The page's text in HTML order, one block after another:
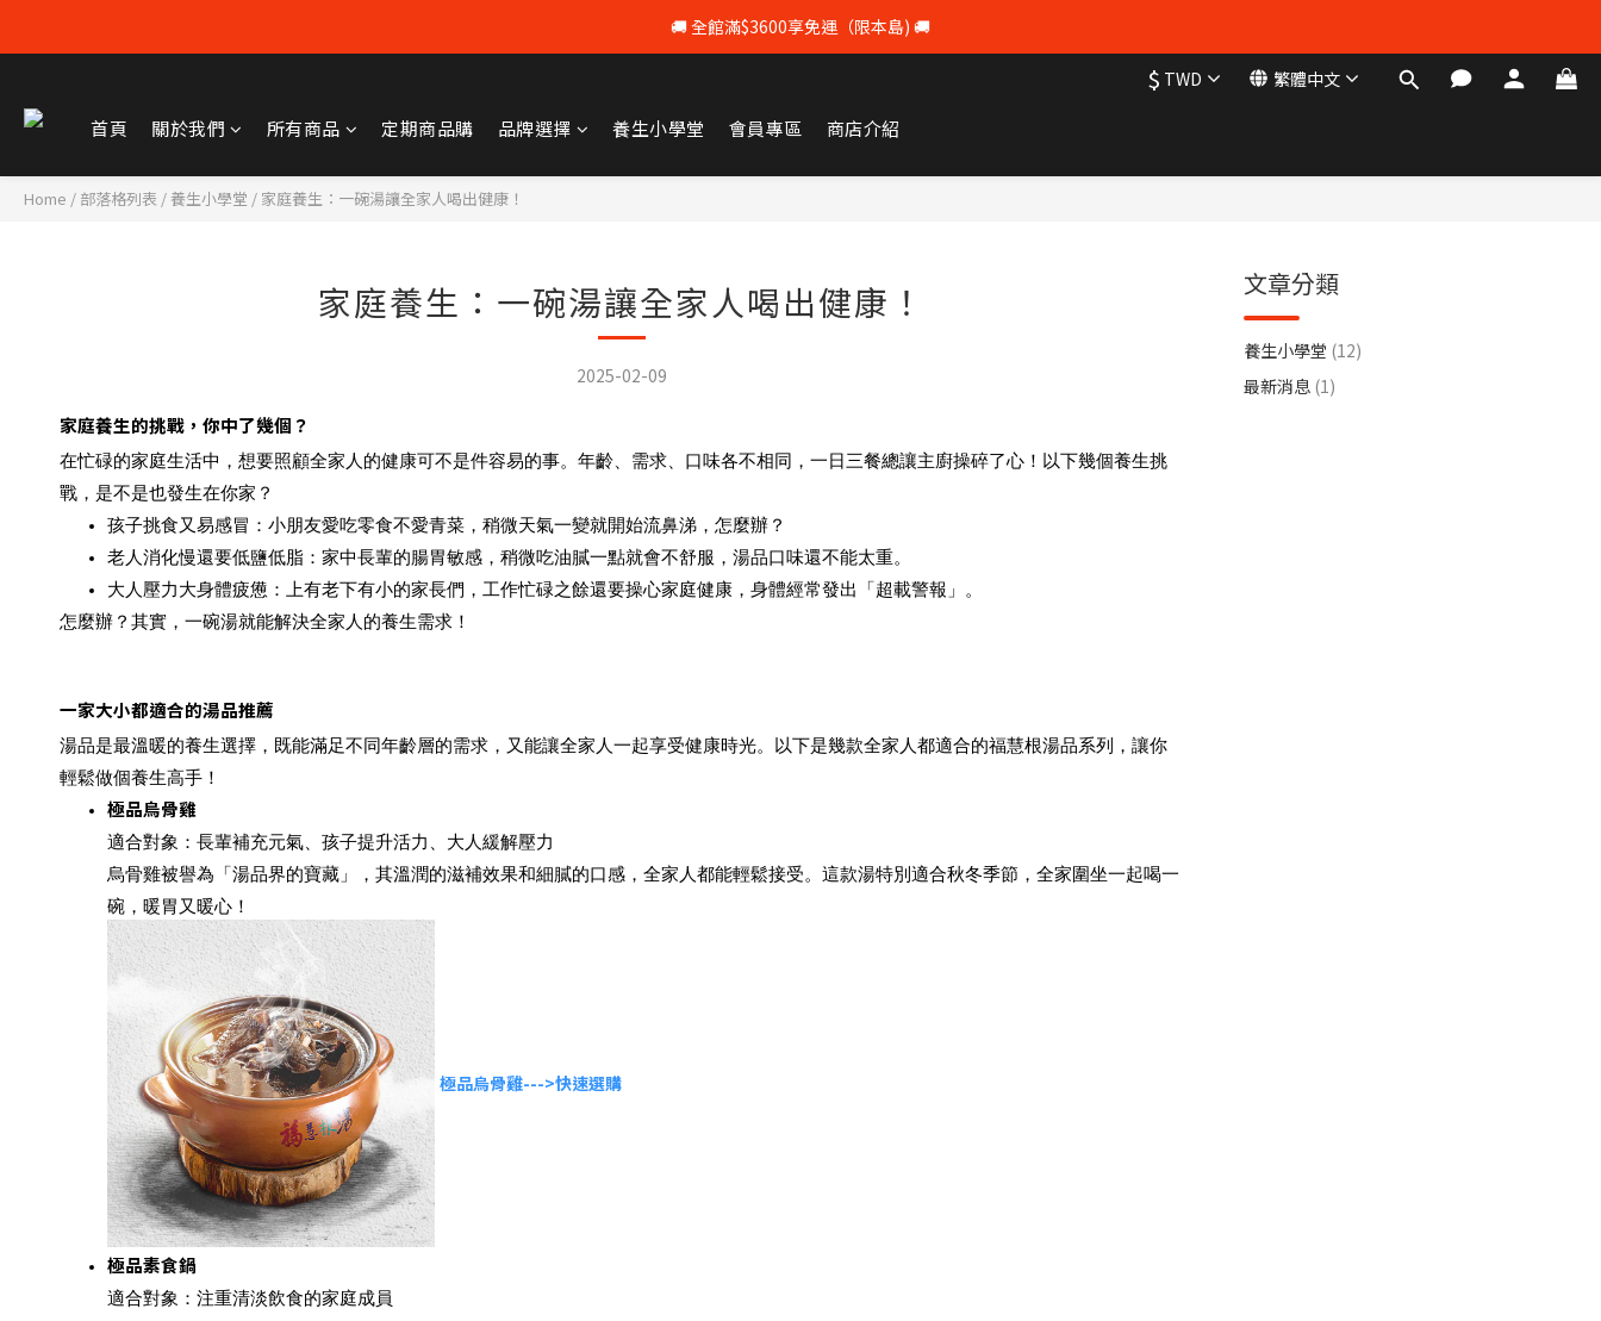
💰 註冊會員即享100元購物 💰
🚚 全館滿$3600享免運（限本島) 🚚
$ TWD 繁體中文
首頁 關於我們 所有商品 定期商品購 品牌選擇 養生小學堂 會員專區 商店介紹
Home / 部落格列表 / 養生小學堂 / 家庭養生：一碗湯讓全家人喝出健康！
家庭養生：一碗湯讓全家人喝出健康！
2025-02-09
家庭養生的挑戰，你中了幾個？
在忙碌的家庭生活中，想要照顧全家人的健康可不是件容易的事。年齡、需求、口味各不相同，一日三餐總讓主廚操碎了心！以下幾個養生挑
戰，是不是也發生在你家？
孩子挑食又易感冒 ：小朋友愛吃零食不愛青菜，稍微天氣一變就開始流鼻涕，怎麼辦？
老人消化慢還要低鹽低脂 ：家中長輩的腸胃敏感，稍微吃油膩一點就會不舒服，湯品口味還不能太重。
大人壓力大身體疲憊 ：上有老下有小的家長們，工作忙碌之餘還要操心家庭健康，身體經常發出「超載警報」。
怎麼辦？其實， 一碗湯就能解決全家人的養生需求！
一家大小都適合的湯品推薦
湯品是最溫暖的養生選擇，既能滿足不同年齡層的需求，又能讓全家人一起享受健康時光。以下是幾款全家人都適合的福慧根湯品系列，讓你
輕鬆做個養生高手！
極品烏骨雞
適合對象：長輩補充元氣、孩子提升活力、大人緩解壓力
烏骨雞被譽為「湯品界的寶藏」，其溫潤的滋補效果和細膩的口感，全家人都能輕鬆接受。這款湯特別適合秋冬季節，全家圍坐一起喝一
碗，暖胃又暖心！
極品烏骨雞--->快速選購
極品素食鍋
適合對象：注重清淡飲食的家庭成員
文章分類
養生小學堂 (12)
最新消息 (1)